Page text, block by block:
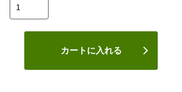
カートに入れる